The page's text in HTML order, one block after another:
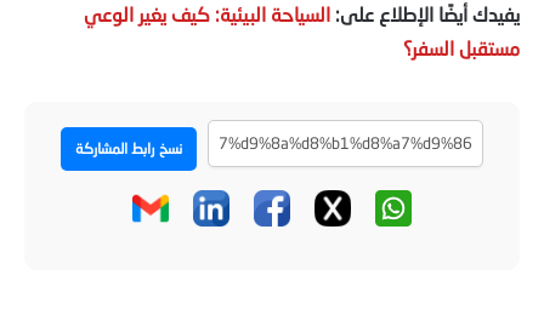
يفيدك أيضًا الإطلاع على: السياحة البيئية: كيف يغير الوعي
مستقبل السفر؟
نسخ رابط المشاركة